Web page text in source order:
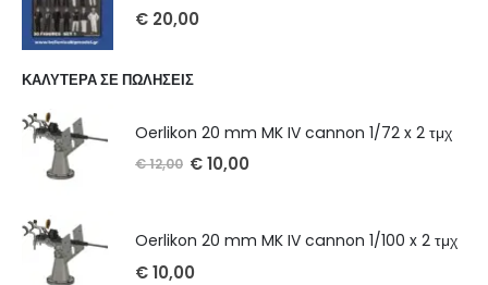
€ 20,00
ΚΑΛΥΤΕΡΑ ΣΕ ΠΩΛΗΣΕΙΣ
Oerlikon 20 mm MK IV cannon 1/72 x 2 τμχ
€12,00 €10,00
Oerlikon 20 mm MK IV cannon 1/100 x 2 τμχ
€10,00